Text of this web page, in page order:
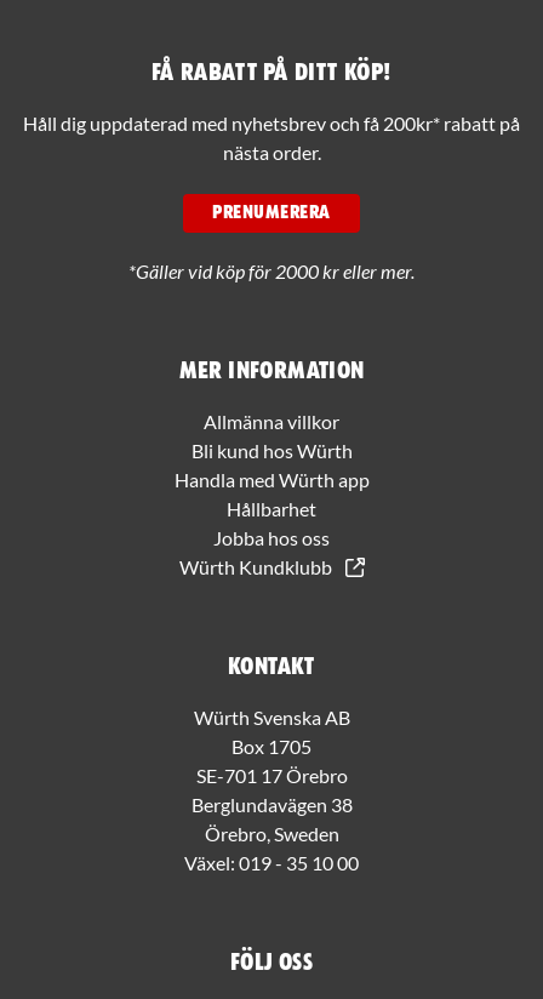
Mer information
Allmänna villkor
Bli kund hos Würth
Handla med Würth app
Hållbarhet
Jobba hos oss
Würth Kundklubb
Kontakt
Würth Svenska AB
Box 1705
SE-701 17 Örebro
Berglundavägen 38
Örebro, Sweden
Växel: 019 - 35 10 00
Följ oss
Få rabatt på ditt köp!
Håll dig uppdaterad med nyhetsbrev och få 200kr* rabatt på
nästa order.
PRENUMERERA
*Gäller vid köp för 2000 kr eller mer.